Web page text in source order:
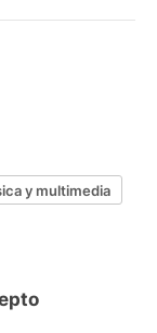
y multimedia